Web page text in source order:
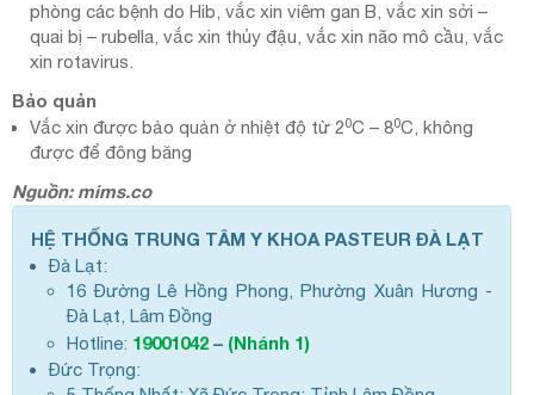
phòng các bệnh do Hib, vắc xin viêm gan B, vắc xin sởi –
quai bị – rubella, vắc xin thủy đậu, vắc xin não mô cầu, vắc
xin rotavirus.
Bảo quản
Vắc xin được bảo quản ở nhiệt độ từ 20C – 80C, không
được để đông băng
Nguồn: mims.co
HỆ THỐNG TRUNG TÂM Y KHOA PASTEUR ĐÀ LẠT
Đà Lạt:
16 Đường Lê Hồng Phong, Phường Xuân Hương -
Đà Lạt, Lâm Đồng
Hotline: 19001042 – (Nhánh 1)
Đức Trọng: